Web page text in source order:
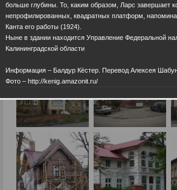
больше глубины. То, каким образом, Ларс завершает
непрофилированных, квадратных платформ,
Канта его работы (1924).
Ныне в здании находится Управление Федеральной
Калининградской области
Информация – Балдур Кёстер. Перевод Алексея
Фото – http://kenig.amazonit.ru/